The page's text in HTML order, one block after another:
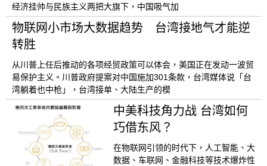
经济挂帅与民族主义两把大旗下，中国吸气加
物联网小市场大数据趋势 台湾接地气才能逆
转胜
从川普上任后推动的各项经贸政策可以体会，美国正在发动一波贸
易保护主义。川普政府提案对中国施加301条款，台湾媒体说「台
湾躺着也中枪」，台湾接单、大陆生产的模
中美科技角力战 台湾如何
巧借东风？
在物联网引领的时代下，人工智能、大
数据、车联网、金融科技等技术爆炸性